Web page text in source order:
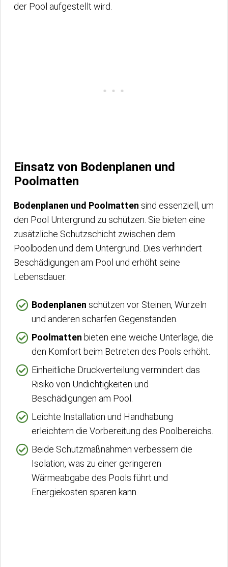
der Pool aufgestellt wird.
Einsatz von Bodenplanen und
Poolmatten
Bodenplanen und Poolmatten sind essenziell, um
den Pool Untergrund zu schützen. Sie bieten eine
zusätzliche Schutzschicht zwischen dem
Poolboden und dem Untergrund. Dies verhindert
Beschädigungen am Pool und erhöht seine
Lebensdauer.
Bodenplanen schützen vor Steinen, Wurzeln
und anderen scharfen Gegenständen.
Poolmatten bieten eine weiche Unterlage, die
den Komfort beim Betreten des Pools erhöht.
Einheitliche Druckverteilung vermindert das
Risiko von Undichtigkeiten und
Beschädigungen am Pool.
Leichte Installation und Handhabung
erleichtern die Vorbereitung des Poolbereichs.
Beide Schutzmaßnahmen verbessern die
Isolation, was zu einer geringeren
Wärmeabgabe des Pools führt und
Energiekosten sparen kann.